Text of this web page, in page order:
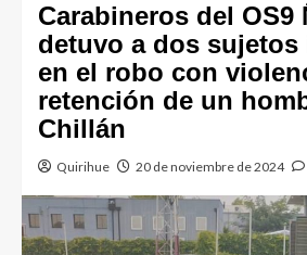
Carabineros del OS9
detuvo a dos
en el robo con
retención de un
Chillán
Quirihue 20 de noviembre de 2024